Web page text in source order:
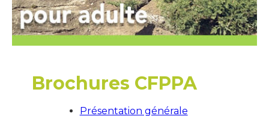
Brochures CFPPA
Présentation générale